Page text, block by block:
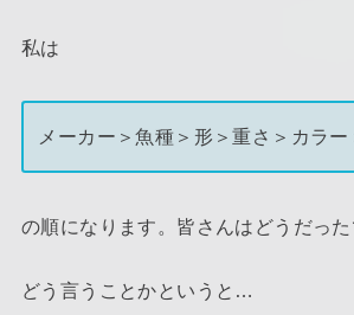
私は
メーカー＞魚種＞形＞重さ＞カラ
の順になります。皆さんはどうだった
どう言うことかというと…